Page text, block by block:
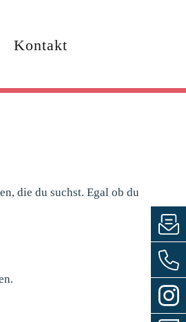
Kontakt
die du suchst. Egal ob du